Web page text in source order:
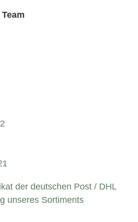
der deutschen Post / DHL
unseres Sortiments